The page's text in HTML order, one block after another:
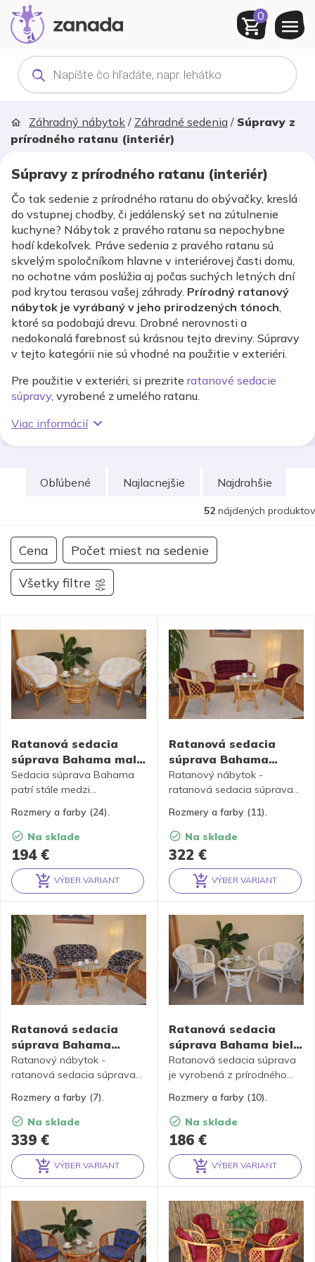
Products
search
0
Záhradný nábytok / Záhradné sedenia / Súpravy z
prírodného ratanu (interiér)
Súpravy z prírodného ratanu (interiér)
Čo tak sedenie z prírodného ratanu do obývačky, kreslá
do vstupnej chodby, či jedálenský set na zútulnenie
kuchyne? Nábytok z pravého ratanu sa nepochybne
hodí kdekoľvek. Práve sedenia z pravého ratanu sú
skvelým spoločníkom hlavne v interiérovej časti domu,
no ochotne vám poslúžia aj počas suchých letných dní
pod krytou terasou vašej záhrady. Prírodný ratanový
nábytok je vyrábaný v jeho prirodzených tónoch,
ktoré sa podobajú drevu. Drobné nerovnosti a
nedokonalá farebnosť sú krásnou tejto dreviny. Súpravy
v tejto kategórii nie sú vhodné na použitie v exteriéri.
Pre použitie v exteriéri, si prezrite ratanové sedacie
súpravy, vyrobené z umelého ratanu.
Viac informácií
Obľúbené Najlacnejšie Najdrahšie
52 nájdených produktov
Cena Počet miest na sedenie
Všetky filtre
Ratanová sedacia
súprava Bahama malá
– medová
194 €
Sedacia súprava Bahama
patrí stále medzi
sedacie súpravy. Súprava sa
skladá z dvoch kresiel,
stolíka so sklenenou doskou
a kompletnej sady podušiek.
Rozmery a farby (24).
Na sklade
VÝBER VARIANT
Ratanová sedacia
súprava Bahama
medová veľká +
polstre – 13 farieb
322 €
Ratanový nábytok -
ratanová sedacia súprava
prírodného ratanu s farbou
konštrukcie v medovom
odtieni. Súprava obsahuje
pohovku, 2 kreslá, stolík so
sklom a kompletnú sadu
polstrov vyrobených v
k dispozícii v 13 farbách.
Rozmery a farby (11).
Na sklade
VÝBER VARIANT
Ratanová sedacia
súprava Bahama
medová veľká +
polstre MAXI – 7 farieb
339 €
Ratanový nábytok -
ratanová sedacia súprava
prírodného ratanu s farbou
konštrukcie v medovom
odtieni. Súprava obsahuje
pohovku, 2 kreslá, stolík so
sklom a kompletnú sadu
polstrov vyrobených v
k dispozícii v 7 farbách.
Rozmery a farby (7).
Na sklade
VÝBER VARIANT
Ratanová sedacia
súprava Bahama biela
2 + 1, polstry – 10
farieb
186 €
Ratanová sedacia súprava
je vyrobená z prírodného
zodpovedajúcej fotografii
výrobku, obsahuje 2 kreslá a
stolík so sklom + kompletnú
sadu polstrov vyrobených v
Českej republike. Polostry sú
k dispozícii v 10 farbách.
Rozmery a farby (10).
Na sklade
VÝBER VARIANT